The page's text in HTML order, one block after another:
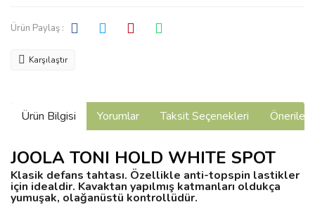
Ürün Paylaş :
Karşılaştır
Ürün Bilgisi Yorumlar Taksit Seçenekleri
JOOLA TONI HOLD WHITE SPOT
Klasik defans tahtası. Özellikle anti-topspin lastikler
için idealdir. Kavaktan yapılmış katmanları oldukça
yumuşak, olağanüstü kontrollüdür.